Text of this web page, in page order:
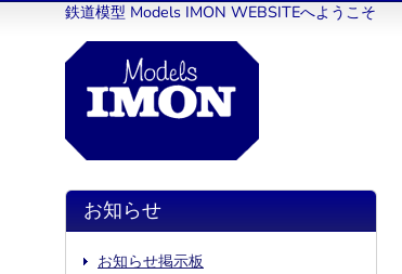
鉄道模型 Models IMON WEBSITEへようこそ
お知らせ
お知らせ掲示板